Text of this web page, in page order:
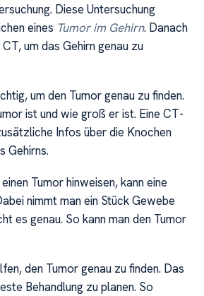
Diese Untersuchung
eines Tumor im Gehirn. Danach
um das Gehirn genau zu
um den Tumor genau zu finden.
ist und wie groß er ist. Eine CT-
Infos über die Knochen
Gehirns.
Tumor hinweisen, kann eine
nimmt man ein Stück Gewebe
es genau. So kann man den Tumor
den Tumor genau zu finden. Das
Behandlung zu planen. So